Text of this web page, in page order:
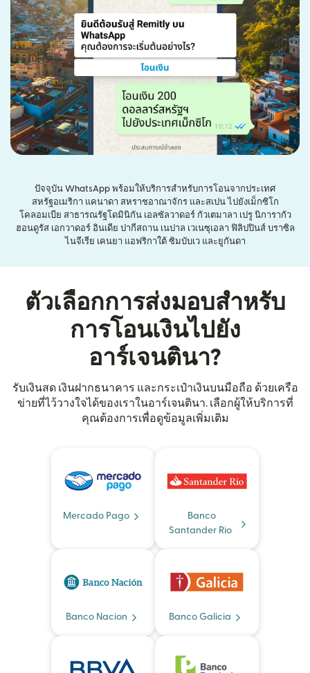
ปัจจุบัน WhatsApp พร้อมให้บริการสำหรับการโอนจากประเทศ
สหรัฐอเมริกา แคนาดา สหราชอาณาจักร และสเปน ไปยังเม็กซิโก
โคลอมเบีย สาธารณรัฐโดมินิกัน เอลซัลวาดอร์ กัวเตมาลา เปรู นิการากัว
ฮอนดูรัส เอกวาดอร์ อินเดีย ปากีสถาน เนปาล เวเนซุเอลา ฟิลิปปินส์ บราซิล
ไนจีเรีย เคนยา แอฟริกาใต้ ซิมบับเว และยูกันดา
ตัวเลือกการส่งมอบสำหรับ
การโอนเงินไปยัง
อาร์เจนตินา?
รับเงินสด เงินฝากธนาคาร และกระเป๋าเงินบนมือถือ ด้วยเครือ
ข่ายที่ไว้วางใจได้ของเราในอาร์เจนตินา. เลือกผู้ให้บริการที่
คุณต้องการเพื่อดูข้อมูลเพิ่มเติม
Mercado Pago
Banco
Santander Rio
Banco Nacion Banco Galicia